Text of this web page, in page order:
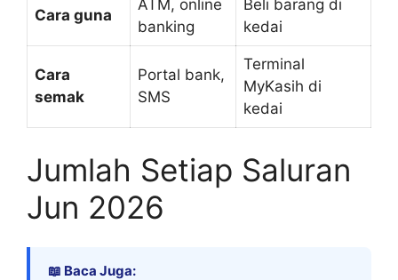
Cara guna
ATM, online
banking
Beli barang di
kedai
Cara
semak
Portal bank,
SMS
Terminal
MyKasih di
kedai
Jumlah Setiap Saluran
Jun 2026
📖 Baca Juga: